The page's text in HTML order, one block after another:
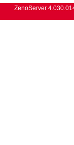
ZenoServer